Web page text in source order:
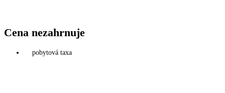
Cena nezahrnuje
pobytová taxa